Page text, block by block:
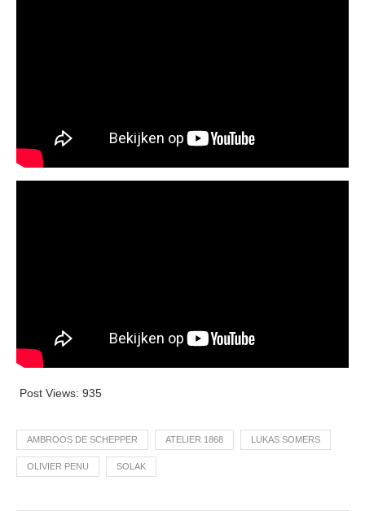
Post Views: 935
AMBROOS DE SCHEPPER ATELIER 1868 LUKAS SOMERS
OLIVIER PENU SOLAK